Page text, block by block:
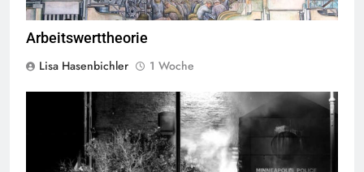
Arbeitswerttheorie
Lisa Hasenbichler
1 Woche
George Floyd Aufstand © Chad Davis.jpg